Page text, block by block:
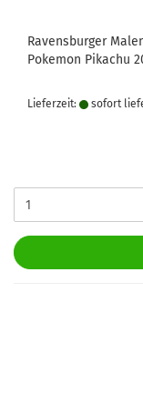
Ravensburger
Pokemon Pikachu
Lieferzeit: sofort